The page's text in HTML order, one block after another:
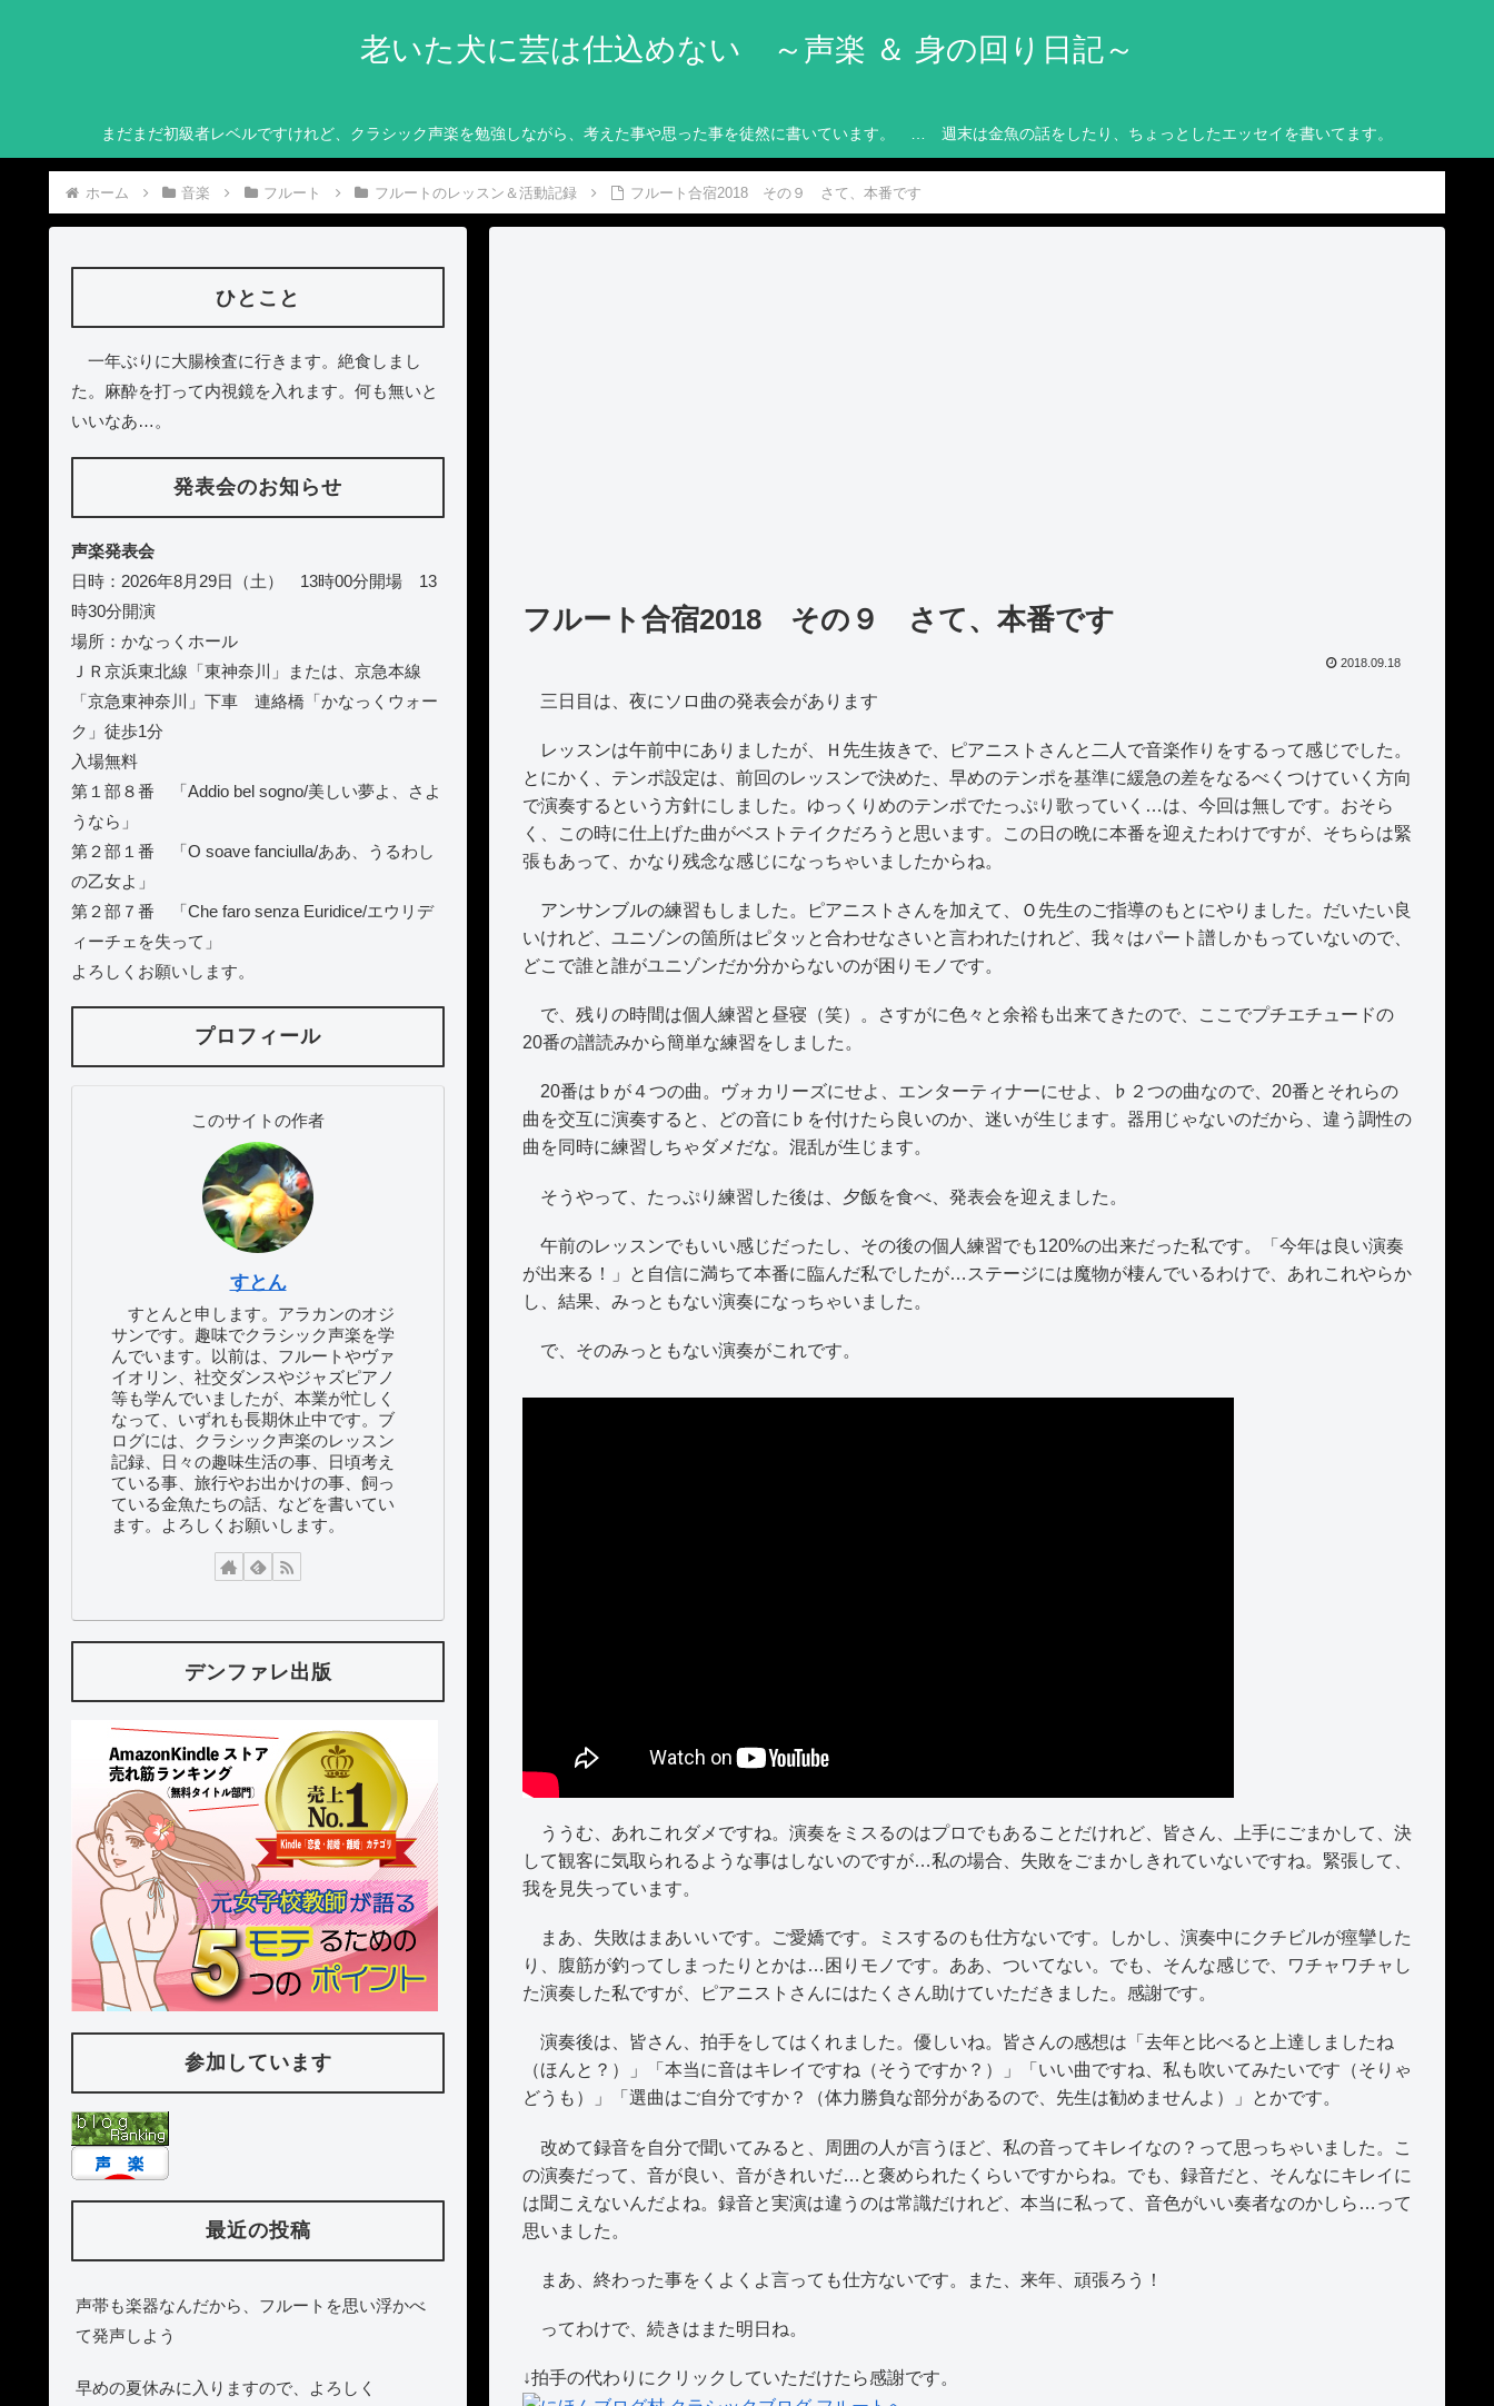
老いた犬に芸は仕込めない ～声楽 ＆ 身の回り日記～
まだまだ初級者レベルですけれど、クラシック声楽を勉強しながら、考えた事や思った事を徒然に書いています。 … 週末は金魚の話をしたり、ちょっとしたエッセイを書いてます。
ホーム 音楽 フルート フルートのレッスン＆活動記録 フルート合宿2018 その９ さて、本番です
フルート合宿2018 その９ さて、本番です
2018.09.18
三日目は、夜にソロ曲の発表会があります
レッスンは午前中にありましたが、Ｈ先生抜きで、ピアニストさんと二人で音楽作りをするって感じでした。
とにかく、テンポ設定は、前回のレッスンで決めた、早めのテンポを基準に緩急の差をなるべくつけていく方向
で演奏するという方針にしました。ゆっくりめのテンポでたっぷり歌っていく…は、今回は無しです。おそら
く、この時に仕上げた曲がベストテイクだろうと思います。この日の晩に本番を迎えたわけですが、そちらは緊
張もあって、かなり残念な感じになっちゃいましたからね。
アンサンブルの練習もしました。ピアニストさんを加えて、Ｏ先生のご指導のもとにやりました。だいたい良
いけれど、ユニゾンの箇所はピタッと合わせなさいと言われたけれど、我々はパート譜しかもっていないので、
どこで誰と誰がユニゾンだか分からないのが困りモノです。
で、残りの時間は個人練習と昼寝（笑）。さすがに色々と余裕も出来てきたので、ここでプチエチュードの
20番の譜読みから簡単な練習をしました。
20番は♭が４つの曲。ヴォカリーズにせよ、エンターティナーにせよ、♭２つの曲なので、20番とそれらの
曲を交互に演奏すると、どの音に♭を付けたら良いのか、迷いが生じます。器用じゃないのだから、違う調性の
曲を同時に練習しちゃダメだな。混乱が生じます。
そうやって、たっぷり練習した後は、夕飯を食べ、発表会を迎えました。
午前のレッスンでもいい感じだったし、その後の個人練習でも120%の出来だった私です。「今年は良い演奏
が出来る！」と自信に満ちて本番に臨んだ私でしたが…ステージには魔物が棲んでいるわけで、あれこれやらか
し、結果、みっともない演奏になっちゃいました。
で、そのみっともない演奏がこれです。
ううむ、あれこれダメですね。演奏をミスるのはプロでもあることだけれど、皆さん、上手にごまかして、決
して観客に気取られるような事はしないのですが…私の場合、失敗をごまかしきれていないですね。緊張して、
我を見失っています。
まあ、失敗はまあいいです。ご愛嬌です。ミスするのも仕方ないです。しかし、演奏中にクチビルが痙攣した
り、腹筋が釣ってしまったりとかは…困りモノです。ああ、ついてない。でも、そんな感じで、ワチャワチャし
た演奏した私ですが、ピアニストさんにはたくさん助けていただきました。感謝です。
演奏後は、皆さん、拍手をしてはくれました。優しいね。皆さんの感想は「去年と比べると上達しましたね
（ほんと？）」「本当に音はキレイですね（そうですか？）」「いい曲ですね、私も吹いてみたいです（そりゃ
どうも）」「選曲はご自分ですか？（体力勝負な部分があるので、先生は勧めませんよ）」とかです。
改めて録音を自分で聞いてみると、周囲の人が言うほど、私の音ってキレイなの？って思っちゃいました。こ
の演奏だって、音が良い、音がきれいだ…と褒められたくらいですからね。でも、録音だと、そんなにキレイに
は聞こえないんだよね。録音と実演は違うのは常識だけれど、本当に私って、音色がいい奏者なのかしら…って
思いました。
まあ、終わった事をくよくよ言っても仕方ないです。また、来年、頑張ろう！
ってわけで、続きはまた明日ね。
↓拍手の代わりにクリックしていただけたら感謝です。
ひとこと
一年ぶりに大腸検査に行きます。絶食しまし
た。麻酔を打って内視鏡を入れます。何も無いと
いいなあ…。
発表会のお知らせ
声楽発表会
日時：2026年8月29日（土） 13時00分開場 13
時30分開演
場所：かなっくホール
ＪＲ京浜東北線「東神奈川」または、京急本線
「京急東神奈川」下車 連絡橋「かなっくウォー
ク」徒歩1分
入場無料
第１部８番 「Addio bel sogno/美しい夢よ、さよ
うなら」
第２部１番 「O soave fanciulla/ああ、うるわし
の乙女よ」
第２部７番 「Che faro senza Euridice/エウリデ
ィーチェを失って」
よろしくお願いします。
プロフィール
このサイトの作者
すとん
すとんと申します。アラカンのオジ
サンです。趣味でクラシック声楽を学
んでいます。以前は、フルートやヴァ
イオリン、社交ダンスやジャズピアノ
等も学んでいましたが、本業が忙しく
なって、いずれも長期休止中です。ブ
ログには、クラシック声楽のレッスン
記録、日々の趣味生活の事、日頃考え
ている事、旅行やお出かけの事、飼っ
ている金魚たちの話、などを書いてい
ます。よろしくお願いします。
デンファレ出版
参加しています
最近の投稿
声帯も楽器なんだから、フルートを思い浮かべ
て発声しよう
早めの夏休みに入りますので、よろしく